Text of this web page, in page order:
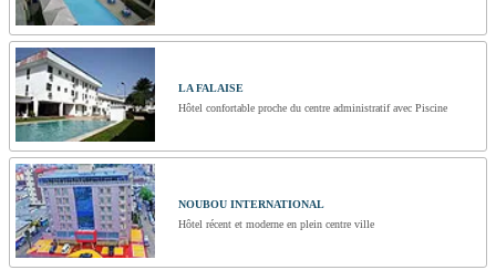
LA FALAISE
Hôtel confortable proche du centre administratif avec Piscine
NOUBOU INTERNATIONAL
Hôtel récent et moderne en plein centre ville